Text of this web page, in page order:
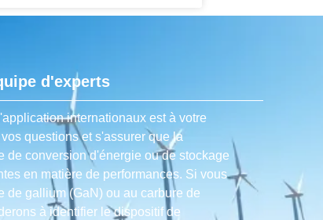
d'experts
internationaux est à votre
questions et s'assurer que la
de conversion d'énergie ou de stockage
en matière de performances. Si vous
de gallium (GaN) ou au carbure de
à identifier le dispositif de